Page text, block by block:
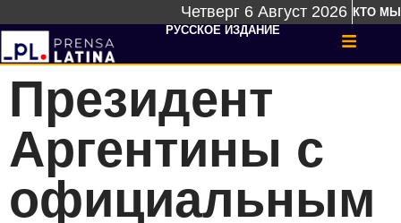
Четверг 6 Август 2026 КТО МЫ
РУССКОЕ ИЗДАНИЕ
Президент
Аргентины с
официальным